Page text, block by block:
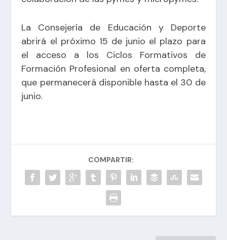
La Consejería de Educación y Deporte
abrirá el próximo 15 de junio el plazo para
el acceso a los Ciclos Formativos de
Formación Profesional en oferta completa,
que permanecerá disponible hasta el 30 de
junio.
COMPARTIR: